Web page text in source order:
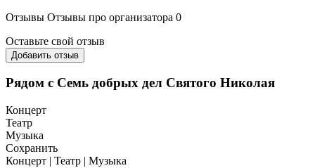
Отзывы Отзывы про организатора 0
Оставьте свой отзыв
Добавить отзыв
Рядом с Семь добрых дел Святого Николая
Концерт
Театр
Музыка
Сохранить
Концерт | Театр | Музыка